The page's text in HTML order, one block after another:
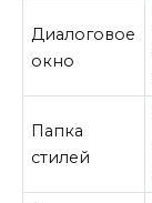
Диалоговое
окно
Папка
стилей